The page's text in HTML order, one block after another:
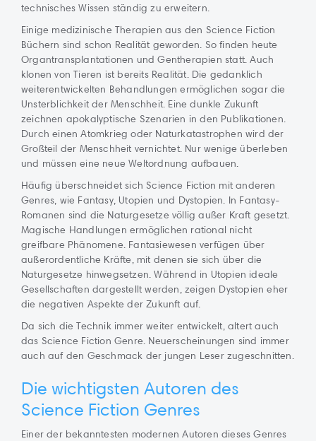
technisches Wissen ständig zu erweitern.
Einige medizinische Therapien aus den Science Fiction
Büchern sind schon Realität geworden. So finden heute
Organtransplantationen und Gentherapien statt. Auch
klonen von Tieren ist bereits Realität. Die gedanklich
weiterentwickelten Behandlungen ermöglichen sogar die
Unsterblichkeit der Menschheit. Eine dunkle Zukunft
zeichnen apokalyptische Szenarien in den Publikationen.
Durch einen Atomkrieg oder Naturkatastrophen wird der
Großteil der Menschheit vernichtet. Nur wenige überleben
und müssen eine neue Weltordnung aufbauen.
Häufig überschneidet sich Science Fiction mit anderen
Genres, wie Fantasy, Utopien und Dystopien. In Fantasy-
Romanen sind die Naturgesetze völlig außer Kraft gesetzt.
Magische Handlungen ermöglichen rational nicht
greifbare Phänomene. Fantasiewesen verfügen über
außerordentliche Kräfte, mit denen sie sich über die
Naturgesetze hinwegsetzen. Während in Utopien ideale
Gesellschaften dargestellt werden, zeigen Dystopien eher
die negativen Aspekte der Zukunft auf.
Da sich die Technik immer weiter entwickelt, altert auch
das Science Fiction Genre. Neuerscheinungen sind immer
auch auf den Geschmack der jungen Leser zugeschnitten.
Die wichtigsten Autoren des
Science Fiction Genres
Einer der bekanntesten modernen Autoren dieses Genres